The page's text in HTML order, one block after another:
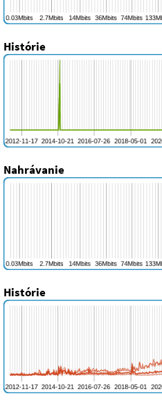
Histórie
Nahrávanie
Histórie